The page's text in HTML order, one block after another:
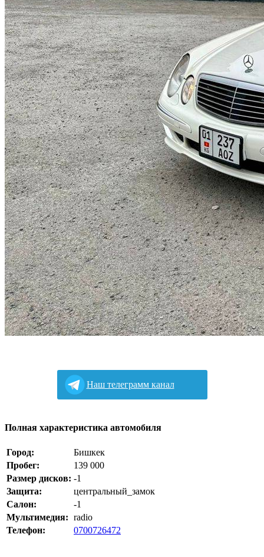
Наш телеграмм канал
Полная характеристика автомобиля
Город:
Бишкек
Пробег:
139 000
Размер дисков: -1
Защита:
центральный_замок
Салон:
-1
Мультимедия: radio
Телефон:
0700726472